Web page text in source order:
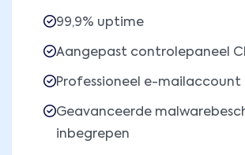
99,9% uptime
Aangepast controlepaneel
Professioneel e-mailaccount
Geavanceerde
inbegrepen